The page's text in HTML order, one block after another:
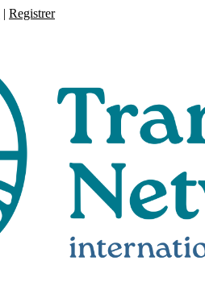
| Registrer